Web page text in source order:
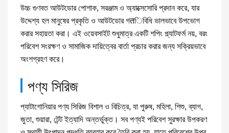
উচ্চ গুণবত আউটডোর পোশাক, সরঞ্জাম ও অ্যাক্সেসোরি প্রদান করে, যার
উদ্দেশ্য হল মানুষের প্রকৃতি ও আউটডোর গतিবিধি ভালভাবে উপভোগ
করার সহায়তা করা। এই ওয়েবসাইট শুধুমাত্র একটি শপিং প্ল্যাটফর্ম নয়, বরং
পরিবেশ সংরক্ষণ ও সামাজিক দায়িত্বের বার্তা প্রচার করার জন্য সক্রিয়ভাবে
অংশগ্রহণ করে।
পণ্য সিরিজ
প্যাটাগোনিয়ার পণ্য সিরিজ বিশাল ও বিচিত্র, যা পুরুষ, মহিলা, শিশু, ব্যাগ,
জুতা, শুয়ারা, টেন্ট ইত্যাদি অন্তর্ভুক্ত। সব পণ্যই পরিবেশ সুরক্ষার উপকরণ